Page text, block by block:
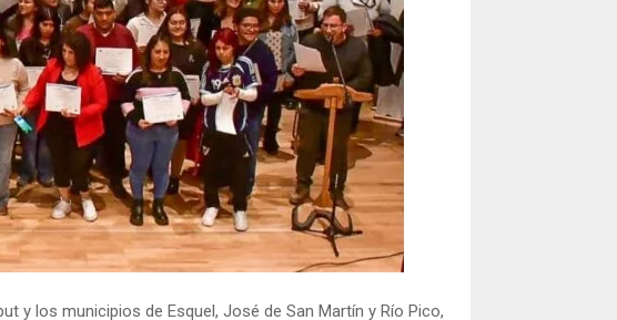
y los municipios de Esquel, José de San Martín y Río Pico,